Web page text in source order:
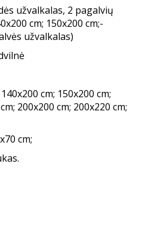
užvalkalas, 2 pagalvių
cm; 150x200 cm;-
užvalkalas)
140x200 cm; 150x200 cm;
200x200 cm; 200x220 cm;
cm;